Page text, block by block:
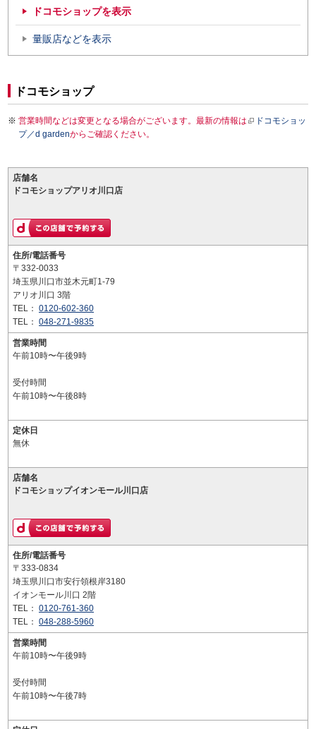
ドコモショップを表示
量販店などを表示
ドコモショップ
営業時間などは変更となる場合がございます。最新の情報は
ドコモショッ
プ／d gardenからご確認ください。
店舗名
ドコモショップアリオ川口店
住所/電話番号
〒332-0033
埼玉県川口市並木元町1-79
アリオ川口 3階
TEL： 0120-602-360
TEL： 048-271-9835
営業時間
午前10時〜午後9時
受付時間
午前10時〜午後8時
定休日
無休
店舗名
ドコモショップイオンモール川口店
住所/電話番号
〒333-0834
埼玉県川口市安行領根岸3180
イオンモール川口 2階
TEL： 0120-761-360
TEL： 048-288-5960
営業時間
午前10時〜午後9時
受付時間
午前10時〜午後7時